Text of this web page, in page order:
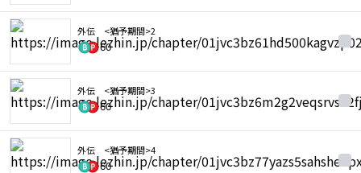
外伝 <猶予期間>2
60
外伝 <猶予期間>3
60
外伝 <猶予期間>4
60